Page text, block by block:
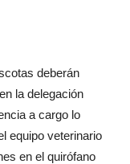
deberán
la delegación
a cargo lo
equipo veterinario
en el quirófano